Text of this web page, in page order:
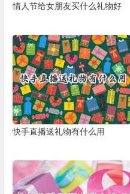
情人节给女朋友买什么礼物好
快手直播送礼物有什么用